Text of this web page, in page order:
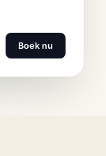
Boek nu